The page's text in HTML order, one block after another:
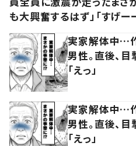
も大興奮するはず」「すげーー
実家解体中…
男性。直後、
「えっ」
実家解体中…
男性。直後、
「えっ」